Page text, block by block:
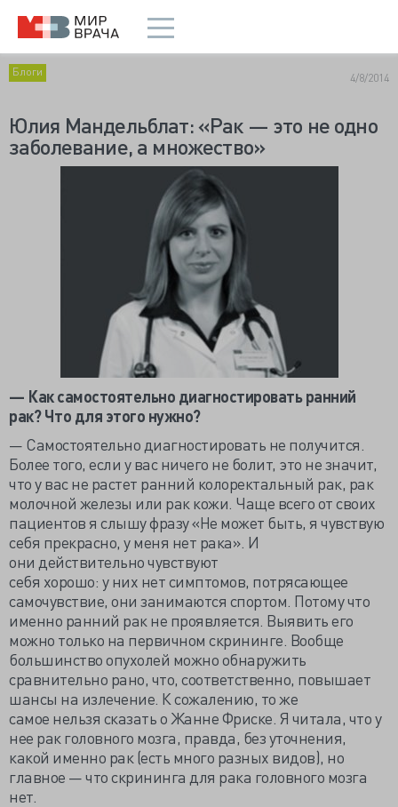
Блоги 4/8/2014
Юлия Мандельблат: «Рак — это не одно
заболевание, а множество»
— Как самостоятельно диагностировать ранний
рак? Что для этого нужно?
— Самостоятельно диагностировать не получится.
Более того, если у вас ничего не болит, это не значит,
что у вас не растет ранний колоректальный рак, рак
молочной железы или рак кожи. Чаще всего от своих
пациентов я слышу фразу «Не может быть, я чувствую
себя прекрасно, у меня нет рака». И
они действительно чувствуют
себя хорошо: у них нет симптомов, потрясающее
самочувствие, они занимаются спортом. Потому что
именно ранний рак не проявляется. Выявить его
можно только на первичном скрининге. Вообще
большинство опухолей можно обнаружить
сравнительно рано, что, соответственно, повышает
шансы на излечение. К сожалению, то же
самое нельзя сказать о Жанне Фриске. Я читала, что у
нее рак головного мозга, правда, без уточнения,
какой именно рак (есть много разных видов), но
главное — что скрининга для рака головного мозга
нет.